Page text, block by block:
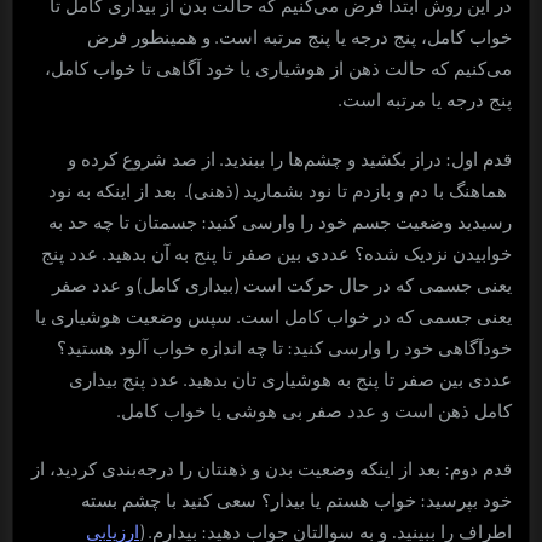
در این روش ابتدا فرض می‌کنیم که حالت بدن از بیداری کامل تا
خواب کامل، پنج درجه یا پنج مرتبه است. و همینطور فرض
می‌کنیم که حالت ذهن از هوشیاری یا خود آگاهی تا خواب کامل،
پنج درجه یا مرتبه است.
قدم اول: دراز بکشید و چشم‌ها را ببندید. از صد شروع کرده و
هماهنگ با دم و بازدم تا نود بشمارید (ذهنی). بعد از اینکه به نود
رسیدید وضعیت جسم خود را وارسی کنید: جسمتان تا چه حد به
خوابیدن نزدیک شده؟ عددی بین صفر تا پنج به آن بدهید. عدد پنج
یعنی جسمی که در حال حرکت است (بیداری کامل) و عدد صفر
یعنی جسمی که در خواب کامل است. سپس وضعیت هوشیاری یا
خودآگاهی خود را وارسی کنید: تا چه اندازه خواب آلود هستید؟
عددی بین صفر تا پنج به هوشیاری تان بدهید. عدد پنج بیداری
کامل ذهن است و عدد صفر بی هوشی یا خواب کامل.
قدم دوم: بعد از اینکه وضعیت بدن و ذهنتان را درجه‌بندی کردید، از
خود بپرسید: خواب هستم یا بیدار؟ سعی کنید با چشم بسته
اطراف را ببینید. و به سوالتان جواب دهید: بیدارم. ( ارزیابی